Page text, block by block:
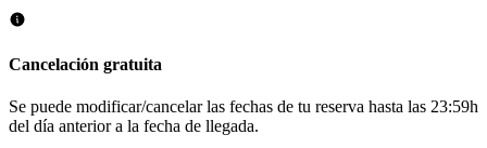
Cancelación gratuita
Se puede modificar/cancelar las fechas de tu reserva hasta las 23:59h
del día anterior a la fecha de llegada.